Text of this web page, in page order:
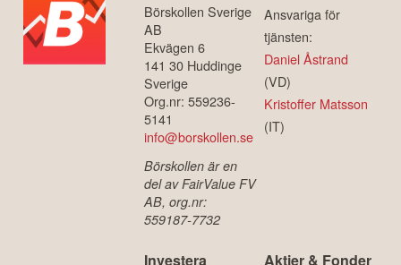
Börskollen Sverige
AB
Ekvägen 6
141 30 Huddinge
Sverige
Org.nr: 559236-
5141
info@borskollen.se
Börskollen är en
del av FairValue FV
AB, org.nr:
559187-7732
Ansvariga för
tjänsten:
Daniel Åstrand
(VD)
Kristoffer Matsson
(IT)
Investera Aktier & Fonder